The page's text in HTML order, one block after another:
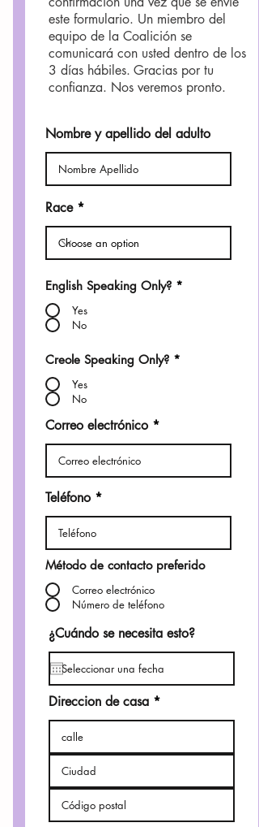
este formulario. Un miembro del
equipo de la Coalición se
comunicará con usted dentro de los
3 días hábiles. Gracias por tu
confianza. Nos veremos pronto.
Nombre y apellido del adulto
Race
English Speaking Only? *
Yes
No
Creole Speaking Only? *
Yes
No
Correo electrónico
Teléfono
Método de contacto preferido
Correo electrónico
Número de teléfono
¿Cuándo se necesita esto?
Direccion de casa